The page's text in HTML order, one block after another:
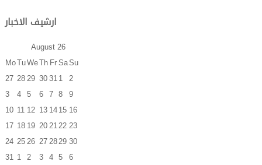
ارشيف الاخبار
August26
MoTuWeThFrSaSu
27 2829 30311 2
3 4 5 6 7 8 9
10 11 12 131415 16
17 1819 20212223
24 2526 27282930
31 1 2 3 4 5 6